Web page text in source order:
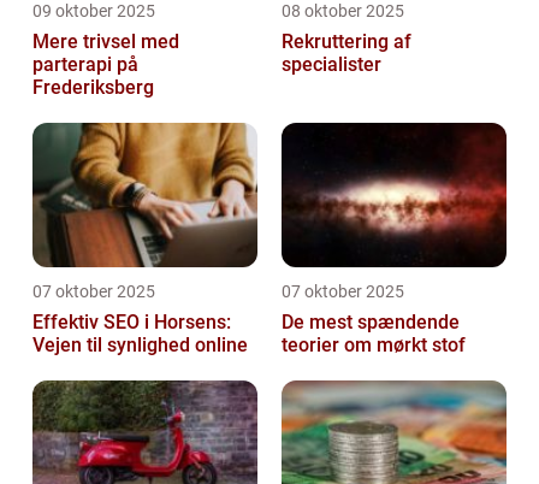
09 oktober 2025
Mere trivsel med
parterapi på
Frederiksberg
08 oktober 2025
Rekruttering af
specialister
07 oktober 2025
Effektiv SEO i Horsens:
Vejen til synlighed online
07 oktober 2025
De mest spændende
teorier om mørkt stof